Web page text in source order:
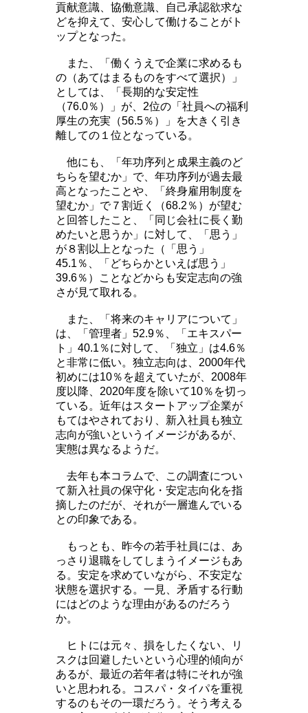
貢献意識、協働意識、自己承認欲求な
どを抑えて、安心して働けることがト
ップとなった。
また、「働くうえで企業に求めるも
の（あてはまるものをすべて選択）」
としては、「長期的な安定性
（76.0％）」が、2位の「社員への福利
厚生の充実（56.5％）」を大きく引き
離しての１位となっている。
他にも、「年功序列と成果主義のど
ちらを望むか」で、年功序列が過去最
高となったことや、「終身雇用制度を
望むか」で７割近く（68.2％）が望む
と回答したこと、「同じ会社に長く勤
めたいと思うか」に対して、「思う」
が８割以上となった（「思う」
45.1％、「どちらかといえば思う」
39.6％）ことなどからも安定志向の強
さが見て取れる。
また、「将来のキャリアについて」
は、「管理者」52.9％、「エキスパー
ト」40.1％に対して、「独立」は4.6％
と非常に低い。独立志向は、2000年代
初めには10％を超えていたが、2008年
度以降、2020年度を除いて10％を切っ
ている。近年はスタートアップ企業が
もてはやされており、新入社員も独立
志向が強いというイメージがあるが、
実態は異なるようだ。
去年も本コラムで、この調査につい
て新入社員の保守化・安定志向化を指
摘したのだが、それが一層進んでいる
との印象である。
もっとも、昨今の若手社員には、あ
っさり退職をしてしまうイメージもあ
る。安定を求めていながら、不安定な
状態を選択する。一見、矛盾する行動
にはどのような理由があるのだろう
か。
ヒトには元々、損をしたくない、リ
スクは回避したいという心理的傾向が
あるが、最近の若年者は特にそれが強
いと思われる。コスパ・タイパを重視
するのもその一環だろう。そう考える